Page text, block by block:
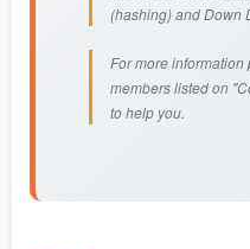
(hashing) and Down
For more
members listed on
to help you.